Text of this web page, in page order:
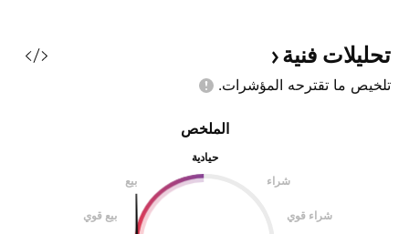
تحليلات فنية
تلخيص ما تقترحه المؤشرات.
الملخص
حيادية
بيع
شراء
بيع قوي شراء قوي